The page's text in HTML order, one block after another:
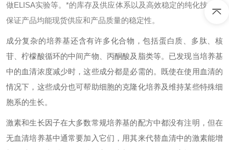
做ELISA实验等。*的库存及供应体系以及高效稳定的纯化技术，
保证产品均能现货供应和产品质量的稳定性。
成分复杂的培养基还含有许多化合物，包括蛋白质、多肽、核
苷、柠檬酸循环的中间产物、丙酮酸及脂类等。已发现当培养基
中的血清浓度减少时，这些成分都是必需的。既使在使用血清的
情况下，这些成分也可帮助细胞的克隆化培养及维持某些特殊细
胞系的生长。
激素和生长因子在大多数常规培养基的配方中都没有注明，但在
无血清培养基中通常要加入它们，用其来代替血清中的激素能增